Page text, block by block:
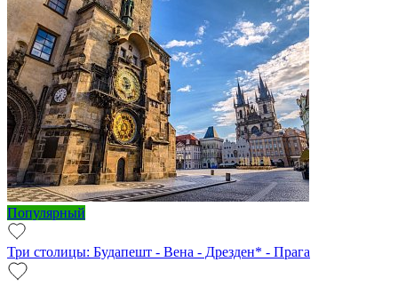
Популярный
Три столицы: Будапешт - Вена - Дрезден* - Прага